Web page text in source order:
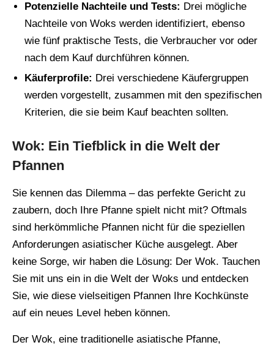
Potenzielle Nachteile und Tests: Drei mögliche
Nachteile von Woks werden identifiziert, ebenso
wie fünf praktische Tests, die Verbraucher vor oder
nach dem Kauf durchführen können.
Käuferprofile: Drei verschiedene Käufergruppen
werden vorgestellt, zusammen mit den spezifischen
Kriterien, die sie beim Kauf beachten sollten.
Wok: Ein Tiefblick in die Welt der
Pfannen
Sie kennen das Dilemma – das perfekte Gericht zu
zaubern, doch Ihre Pfanne spielt nicht mit? Oftmals
sind herkömmliche Pfannen nicht für die speziellen
Anforderungen asiatischer Küche ausgelegt. Aber
keine Sorge, wir haben die Lösung: Der Wok. Tauchen
Sie mit uns ein in die Welt der Woks und entdecken
Sie, wie diese vielseitigen Pfannen Ihre Kochkünste
auf ein neues Level heben können.
Der Wok, eine traditionelle asiatische Pfanne,